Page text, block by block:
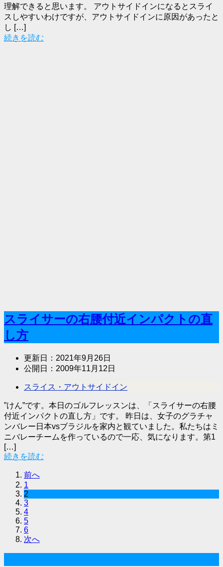
理解できると思います。 アウトサイドインになるとスライ
スしやすいわけですが、アウトサイドインに原因があったと
し […]
続きを読む
スライサーの右腰付近インパクトの直
し方
更新日： 2021年9月26日
公開日： 2009年11月12日
スライス・アウトサイドイン
”けん”です。本日のゴルフレッスンは、「スライサーの右腰
付近インパクトの直し方」です。 昨日は、女子のグラチャ
ンバレー日本vsブラジルを家内と観ていました。私たちはミ
ニバレーチームを作っているので一応、気になります。第1
[…]
続きを読む
前へ
1
2
3
4
5
6
次へ